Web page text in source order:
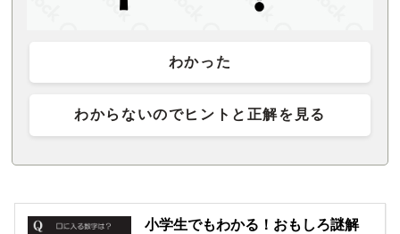
わかった
わからないのでヒントと正解を見る
小学生でもわかる！おもしろ謎解